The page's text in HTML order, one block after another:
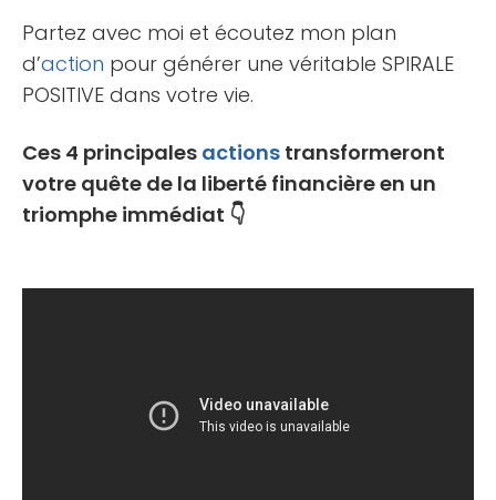
Partez avec moi et écoutez mon plan
d’action pour générer une véritable SPIRALE
POSITIVE dans votre vie.
Ces 4 principales actions transformeront
votre quête de la liberté financière en un
triomphe immédiat 👇